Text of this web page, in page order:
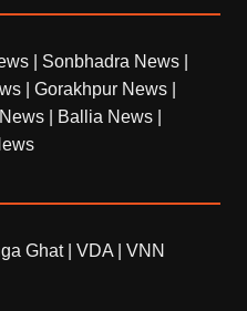
Sonbhadra News
Gorakhpur News
Ballia News
Ghat| VDA VNN